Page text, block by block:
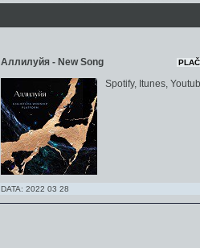
Аллилуйя - New Song
Spotify, Itunes,
DATA: 2022 03 28